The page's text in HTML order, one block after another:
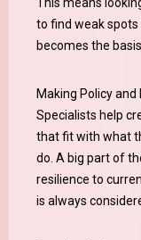
to find weak spots
becomes the
Making Policy
Specialists help
that fit with what
do. A big part of
resilience to
is always